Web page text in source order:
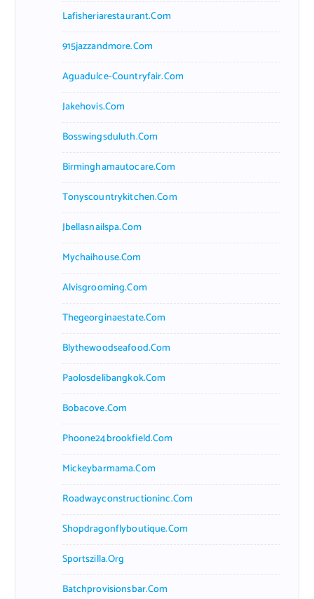
Lafisheriarestaurant.com
915jazzandmore.com
Aguadulce-Countryfair.com
Jakehovis.com
Bosswingsduluth.com
Birminghamautocare.com
Tonyscountrykitchen.com
Jbellasnailspa.com
Mychaihouse.com
Alvisgrooming.com
Thegeorginaestate.com
Blythewoodseafood.com
Paolosdelibangkok.com
Bobacove.com
Phoone24brookfield.com
Mickeybarmama.com
Roadwayconstructioninc.com
Shopdragonflyboutique.com
Sportszilla.org
Batchprovisionsbar.com